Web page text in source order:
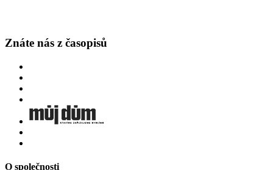
Znáte nás z časopisů
O společnosti